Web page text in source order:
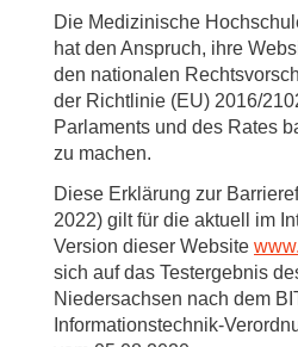
Die Medizinische
hat den Anspruch, ihre
den nationalen
der Richtlinie (EU) 2016/
Parlaments und des Rates
zu machen.
Diese Erklärung zur
2022) gilt für die aktuell im
Version dieser Website
sich auf das Testergebnis
Niedersachsen nach dem
Informationstechnik-